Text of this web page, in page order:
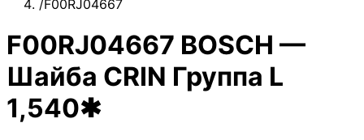
/F00RJ04667
F00RJ04667 BOSCH —
Шайба CRIN Группа L
1,540✱